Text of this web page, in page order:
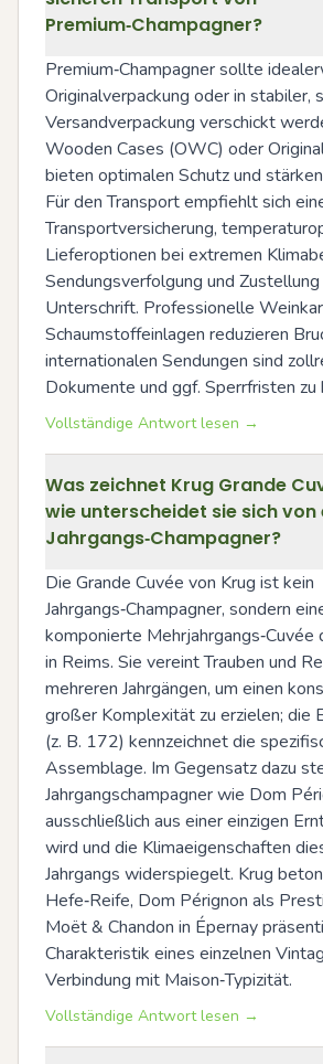
Premium‑Champagner?
Premium‑Champagner sollte
Originalverpackung oder in stabiler,
Versandverpackung verschickt
Wooden Cases (OWC) oder
bieten optimalen Schutz und
Für den Transport empfiehlt sich
Transportversicherung,
Lieferoptionen bei extremen
Sendungsverfolgung und
Unterschrift. Professionelle
Schaumstoffeinlagen reduzieren
internationalen Sendungen sind
Dokumente und ggf. Sperrfristen zu
Vollständige Antwort lesen →
Was zeichnet Krug Grande
wie unterscheidet sie sich von
Jahrgangs‑Champagner?
Die Grande Cuvée von Krug ist kein
Jahrgangs‑Champagner, sondern
komponierte Mehrjahrgangs‑Cuvée
in Reims. Sie vereint Trauben und
mehreren Jahrgängen, um einen
großer Komplexität zu erzielen; die
(z. B. 172) kennzeichnet die
Assemblage. Im Gegensatz dazu
Jahrgangschampagner wie Dom
ausschließlich aus einer einzigen
wird und die Klimaeigenschaften
Jahrgangs widerspiegelt. Krug
Hefe‑Reife, Dom Pérignon als
Moët & Chandon in Épernay
Charakteristik eines einzelnen
Verbindung mit Maison‑Typizität.
Vollständige Antwort lesen →